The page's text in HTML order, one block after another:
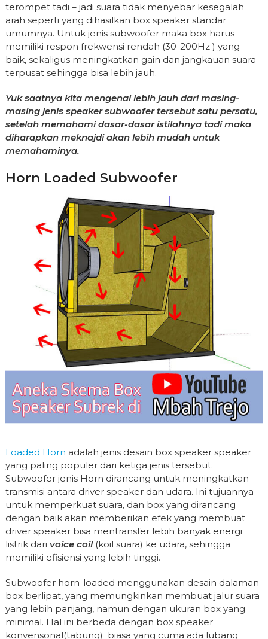
terompet tadi – jadi suara tidak menyebar kesegalah
arah seperti yang dihasilkan box speaker standar
umumnya. Untuk jenis subwoofer maka box harus
memiliki respon frekwensi rendah (30-200Hz ) yang
baik, sekaligus meningkatkan gain dan jangkauan suara
terpusat sehingga bisa lebih jauh.
Yuk saatnya kita mengenal lebih jauh dari masing-
masing jenis speaker subwoofer tersebut satu persatu,
setelah memahami dasar-dasar istilahnya tadi maka
diharapkan meknajdi akan lebih mudah untuk
memahaminya.
Horn Loaded Subwoofer
Loaded Horn adalah jenis desain box speaker speaker
yang paling populer dari ketiga jenis tersebut.
Subwoofer jenis Horn dirancang untuk meningkatkan
transmisi antara driver speaker dan udara. Ini tujuannya
untuk memperkuat suara, dan box yang dirancang
dengan baik akan memberikan efek yang membuat
driver speaker bisa mentransfer lebih banyak energi
listrik dari voice coil(koil suara) ke udara, sehingga
memiliki efisiensi yang lebih tinggi.
Subwoofer horn-loaded menggunakan desain dalaman
box berlipat, yang memungkinkan membuat jalur suara
yang lebih panjang, namun dengan ukuran box yang
minimal. Hal ini berbeda dengan box speaker
konvensonal(tabung) biasa yang cuma ada lubang